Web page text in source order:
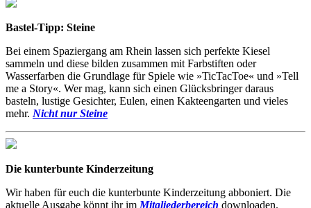
Bastel-Tipp: Steine
Bei einem Spaziergang am Rhein lassen sich perfekte Kiesel
sammeln und diese bilden zusammen mit Farbstiften oder
Wasserfarben die Grundlage für Spiele wie »TicTacToe« und »Tell
me a Story«. Wer mag, kann sich einen Glücksbringer daraus
basteln, lustige Gesichter, Eulen, einen Kakteengarten und vieles
mehr. Nicht nur Steine
Die kunterbunte Kinderzeitung
Wir haben für euch die kunterbunte Kinderzeitung abboniert. Die
aktuelle Ausgabe könnt ihr im Mitgliederbereich downloaden.